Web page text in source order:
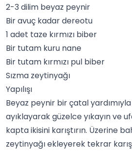
2-3 dilim beyaz peynir
Bir avuç kadar dereotu
1 adet taze kırmızı biber
Bir tutam kuru nane
Bir tutam kırmızı pul biber
Sızma zeytinyağı
Yapılışı
Beyaz peynir bir çatal
ayıklayarak güzelce yıkayın ve
kapta ikisini karıştırın. Üzerine
zeytinyağı ekleyerek tekrar